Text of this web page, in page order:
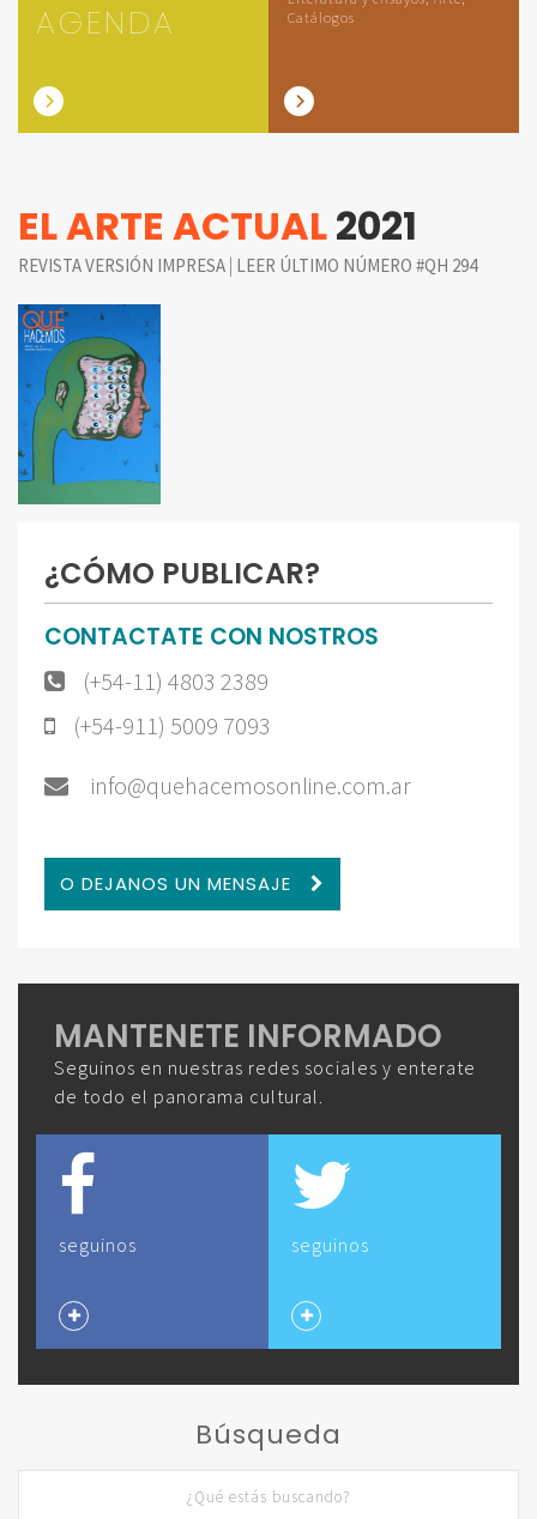
AGENDA
Catálogos
EL ARTE ACTUAL2021
REVISTA VERSIÓN IMPRESA | LEER ÚLTIMO NÚMERO #QH 294
¿CÓMO PUBLICAR?
CONTACTATE CON NOSTROS
(+54-11) 4803 2389
(+54-911) 5009 7093
info@quehacemosonline.com.ar
O DEJANOS UN MENSAJE
MANTENETE INFORMADO
Seguinos en nuestras redes sociales y enterate
de todo el panorama cultural.
seguinos seguinos
Búsqueda